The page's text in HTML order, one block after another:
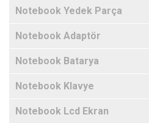
Notebook Yedek Parça
Notebook Adaptör
Notebook Batarya
Notebook Klavye
Notebook Lcd Ekran